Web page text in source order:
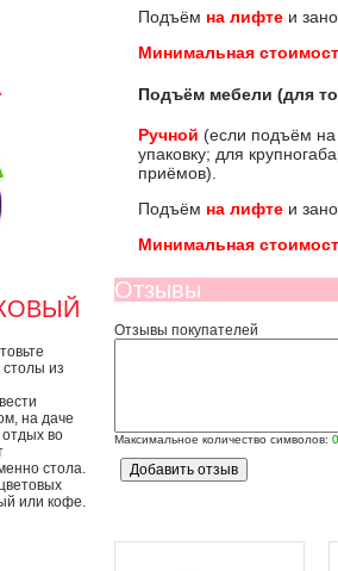
столы из
на даче
во
стола.
или кофе.
Подъём на лифте и
Минимальная
Подъём мебели (для
Ручной (если подъём
упаковку; для
приёмов).
Подъём на лифте и
Минимальная
Отзывы
Отзывы покупателей
Максимальное количество символов: 0